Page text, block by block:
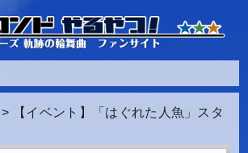
>
【イベント】「はぐれた人魚」スタ